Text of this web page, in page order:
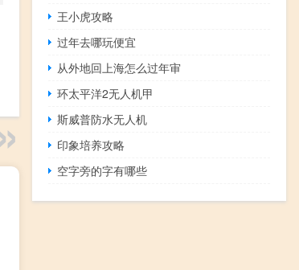
王小虎攻略
过年去哪玩便宜
从外地回上海怎么过年审
环太平洋2无人机甲
斯威普防水无人机
印象培养攻略
空字旁的字有哪些